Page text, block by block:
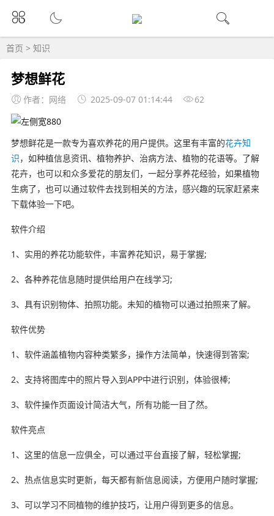
首页 > 知识
梦想鲜花
作者：网络 2025-09-07 01:14:44 62
梦想鲜花是一款专为喜欢养花的用户提供。这里有丰富的花卉知
识，如种植信息资讯、植物养护、治病方法、植物的花语等。了解
花卉，也可以和众多爱花的朋友们，一起分享养花经验，如果植物
生病了，也可以通过软件去找到相关的方法，感兴趣的玩家赶紧来
下载体验一下吧。
软件介绍
1、实用的养花功能软件，丰富养花知识，易于掌握;
2、各种养花信息随时提供给用户在线学习;
3、具有识别物体、拍照功能。未知的植物可以通过拍照来了解。
软件优势
1、软件涵盖植物内容种类繁多，操作方法简单，快速得到答案;
2、支持将图库中的照片导入到APP中进行识别，体验很棒;
3、软件操作页面设计简洁大气，所有功能一目了然。
软件亮点
1、这里的信息一应俱全，可以通过平台直接了解，轻松掌握;
2、热点信息实时更新，每天都有新信息阅读，方便用户随时掌握;
3、可以学习不同植物的维护技巧，让用户得到更多的信息。